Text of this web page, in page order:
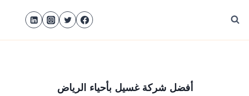
أفضل شركة غسيل بأحياء الرياض